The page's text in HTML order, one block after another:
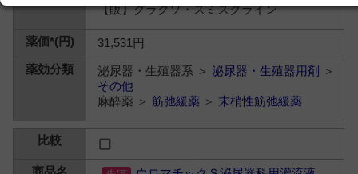
【販】グラクソ・スミスクライン
31,531円
泌尿器・生殖器系 ＞泌尿器・生殖器用剤
＞
その他
麻酔薬 ＞ 筋弛緩薬 ＞ 末梢性筋弛緩薬